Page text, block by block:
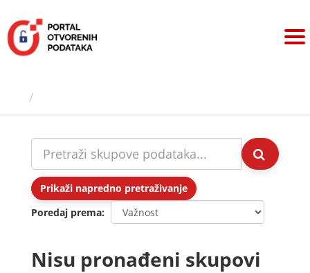
sadržaj
Prikaži napredno pretraživanje
Poredaj prema
Nisu pronađeni skupovi